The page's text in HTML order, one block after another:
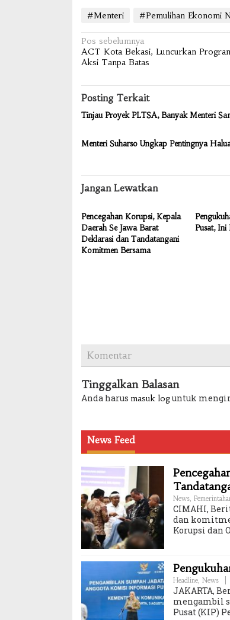
#Menteri #Pemulihan Ekonomi
Navigasi
pos
Pos sebelumnya
ACT Kota Bekasi, Luncurkan
Aksi Tanpa Batas
Posting Terkait
Tinjau Proyek PLTSA, Banyak Menteri
Menteri Suharso Ungkap Pentingnya
Jangan Lewatkan
Pencegahan Korupsi, Kepala
Daerah Se Jawa Barat
Deklarasi dan Tandatangani
Komitmen Bersama
Pusat, Ini
Komentar
Tinggalkan Balasan
Anda harus masuk loguntuk
News Feed
News,
CIMAHI,
dan
Korupsi dan
Headline, News
JAKARTA,
mengambil
Pusat (KIP)